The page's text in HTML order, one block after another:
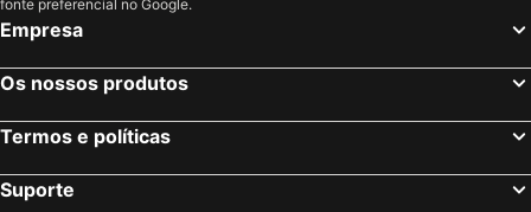
fonte preferencial no Google.
Empresa
Os nossos produtos
Termos e políticas
Suporte